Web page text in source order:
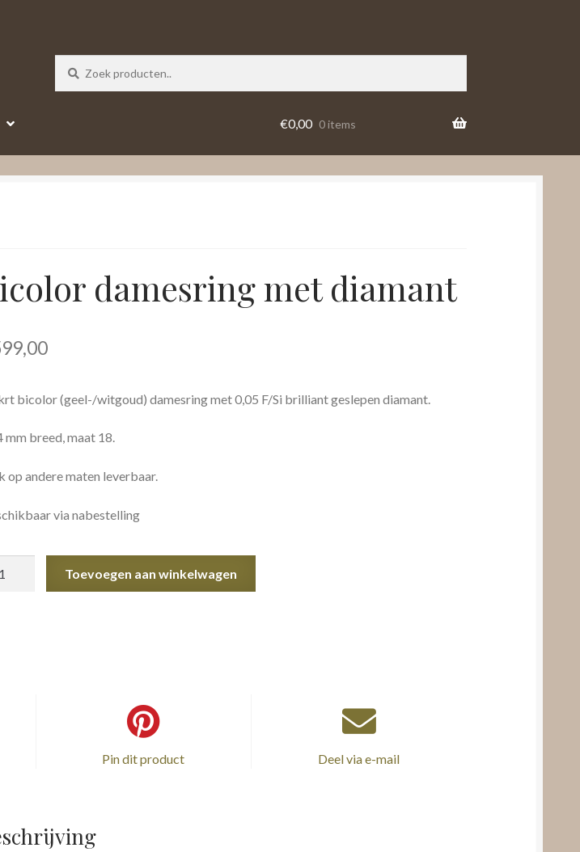
€0,00 0 items
damesring met diamant
bicolor (geel-/witgoud) damesring met 0,05 F/Si brilliant geslepen diamant.
mm breed, maat 18.
op andere maten leverbaar.
via nabestelling
Toevoegen aan winkelwagen
Pin dit product Deel via e-mail